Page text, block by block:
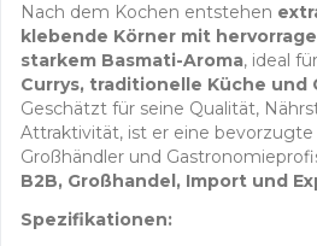
Nach dem Kochen entstehen
klebende Körner mit
starkem Basmati-Aroma, ideal für
Currys, traditionelle Küche und
Geschätzt für seine Qualität,
Attraktivität, ist er eine
Großhändler und
B2B, Großhandel, Import und
Spezifikationen: